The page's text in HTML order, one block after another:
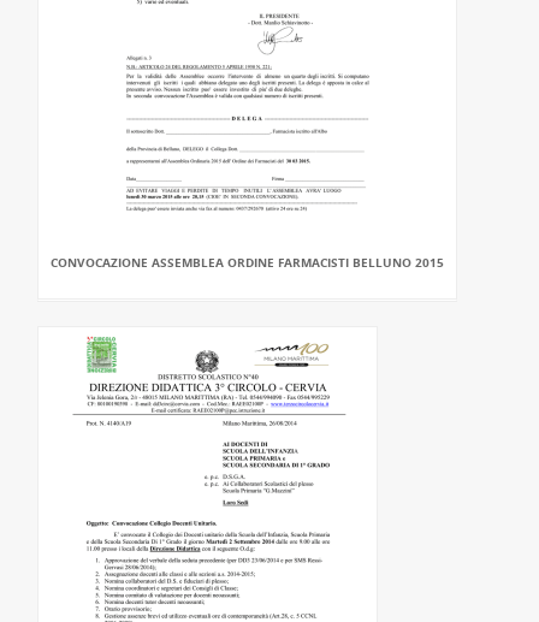
CONVOCAZIONE ASSEMBLEA ORDINE FARMACISTI BELLUNO 2015